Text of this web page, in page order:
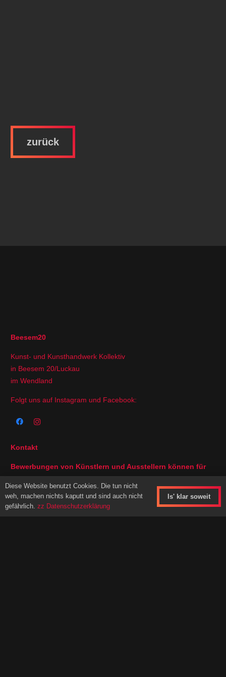
zurück
Beesem20
Kunst- und Kunsthandwerk Kollektiv
in Beesem 20/Luckau
im Wendland
Folgt uns auf Instagram und Facebook:
Kontakt
Bewerbungen von Künstlern und Ausstellern können für
dieses Jahr leider nicht mehr angenommen werden – das
Line Up für die Bühne und die Ausstellungsflächen sind
komplett belegt.
Diese Website benutzt Cookies. Die tun nicht
weh, machen nichts kaputt und sind auch nicht
gefährlich. zz Datenschutzerklärung
Is' klar soweit